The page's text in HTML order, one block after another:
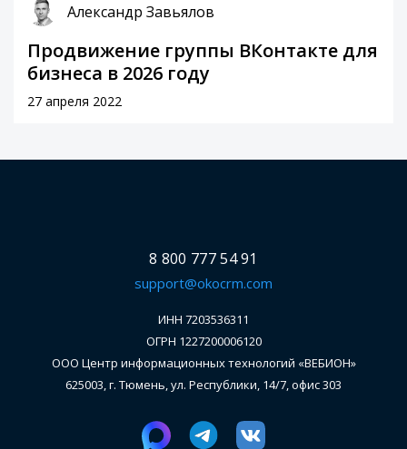
Александр Завьялов
Продвижение группы ВКонтакте для
бизнеса в 2026 году
27 апреля 2022
8 800 777 54 91
support@okocrm.com
ИНН 7203536311
ОГРН 1227200006120
ООО Центр информационных технологий «ВЕБИОН»
625003, г. Тюмень, ул. Республики, 14/7, офис 303